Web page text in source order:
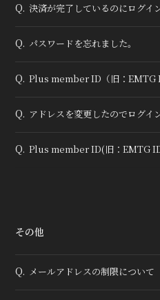
Q. 決済が完了しているのにログイ
Q. パスワードを忘れました。
Q. Plus member ID（旧：EMTG
Q. アドレスを変更したのでログイ
Q. Plus member ID(旧：EMTG
その他
Q. メールアドレスの制限について